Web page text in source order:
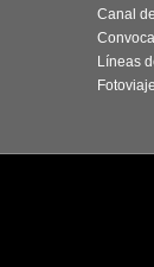
Canal
Líneas